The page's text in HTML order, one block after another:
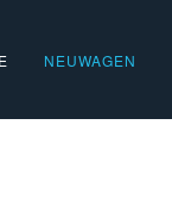
NEUWAGEN